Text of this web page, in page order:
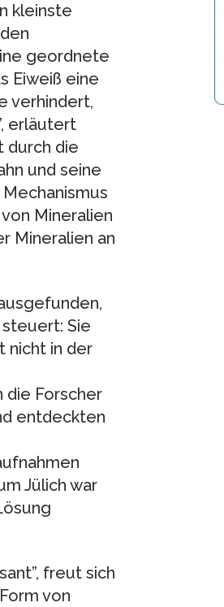
kleinste
geordnete
Eiweiß eine
verhindert,
erläutert
durch die
und seine
Mineralien
Mineralien an
Sie
nicht in der
die Forscher
entdeckten
Jülich war
freut sich
von